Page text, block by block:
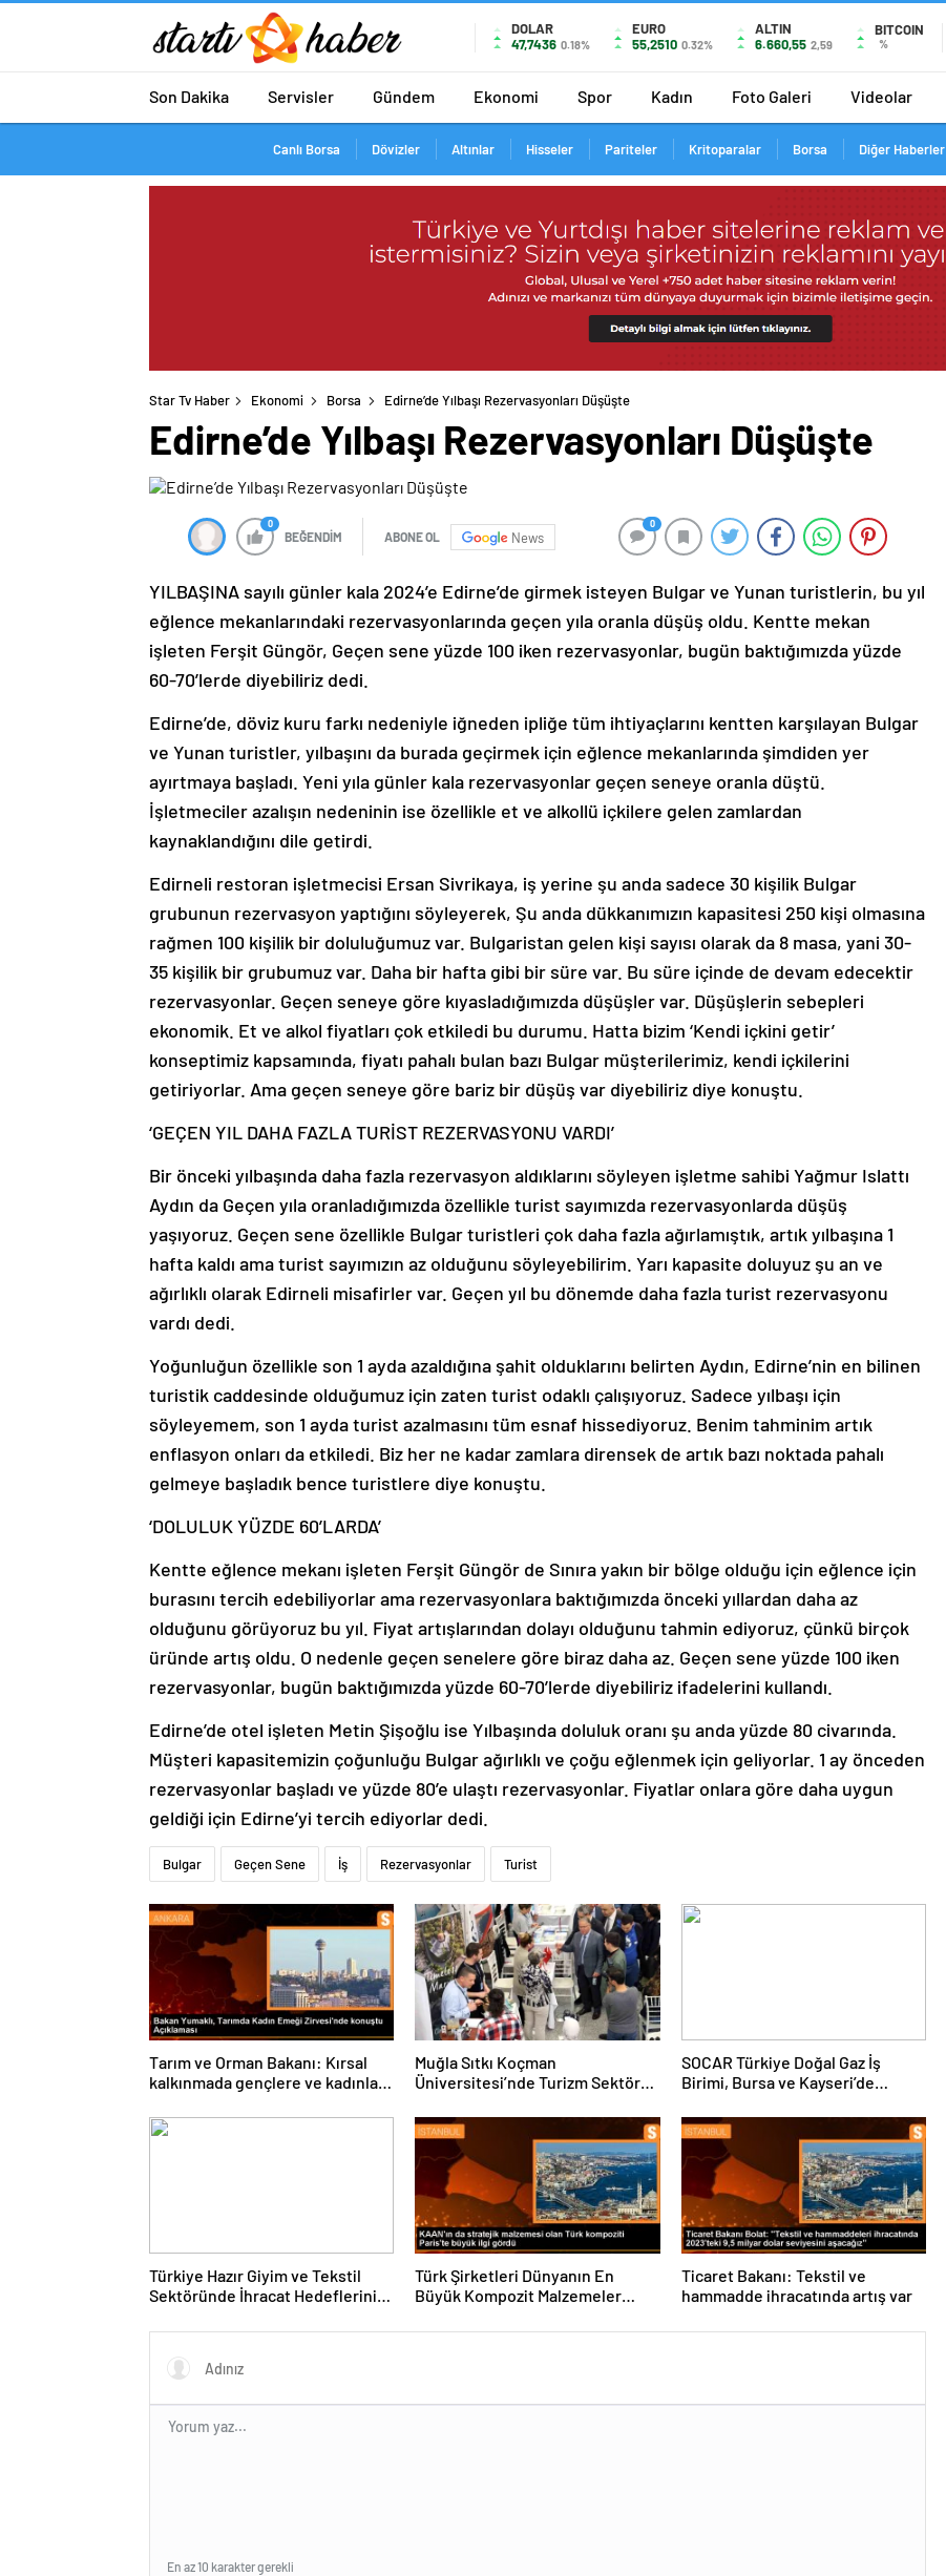
DOLAR
47,7436 0.18%
EURO
55,2510 0.32%
ALTIN
6.660,55 2,59
BITCOIN
%
Son Dakika Servisler Gündem Ekonomi Spor Kadın Foto Galeri Videolar
Canlı Borsa Dövizler Altınlar Hisseler Pariteler Kritoparalar Borsa Diğer Haberler
Star Tv Haber Ekonomi Borsa Edirne’de Yılbaşı Rezervasyonları Düşüşte
Edirne’de Yılbaşı Rezervasyonları Düşüşte
0
BEĞENDİM ABONE OL News
0
YILBAŞINA sayılı günler kala 2024’e Edirne’de girmek isteyen Bulgar ve Yunan turistlerin, bu yıl
eğlence mekanlarındaki rezervasyonlarında geçen yıla oranla düşüş oldu. Kentte mekan
işleten Ferşit Güngör, Geçen sene yüzde 100 iken rezervasyonlar, bugün baktığımızda yüzde
60-70’lerde diyebiliriz dedi.
Edirne’de, döviz kuru farkı nedeniyle iğneden ipliğe tüm ihtiyaçlarını kentten karşılayan Bulgar
ve Yunan turistler, yılbaşını da burada geçirmek için eğlence mekanlarında şimdiden yer
ayırtmaya başladı. Yeni yıla günler kala rezervasyonlar geçen seneye oranla düştü.
İşletmeciler azalışın nedeninin ise özellikle et ve alkollü içkilere gelen zamlardan
kaynaklandığını dile getirdi.
Edirneli restoran işletmecisi Ersan Sivrikaya, iş yerine şu anda sadece 30 kişilik Bulgar
grubunun rezervasyon yaptığını söyleyerek, Şu anda dükkanımızın kapasitesi 250 kişi olmasına
rağmen 100 kişilik bir doluluğumuz var. Bulgaristan gelen kişi sayısı olarak da 8 masa, yani 30-
35 kişilik bir grubumuz var. Daha bir hafta gibi bir süre var. Bu süre içinde de devam edecektir
rezervasyonlar. Geçen seneye göre kıyasladığımızda düşüşler var. Düşüşlerin sebepleri
ekonomik. Et ve alkol fiyatları çok etkiledi bu durumu. Hatta bizim ‘Kendi içkini getir’
konseptimiz kapsamında, fiyatı pahalı bulan bazı Bulgar müşterilerimiz, kendi içkilerini
getiriyorlar. Ama geçen seneye göre bariz bir düşüş var diyebiliriz diye konuştu.
‘GEÇEN YIL DAHA FAZLA TURİST REZERVASYONU VARDI’
Bir önceki yılbaşında daha fazla rezervasyon aldıklarını söyleyen işletme sahibi Yağmur Islattı
Aydın da Geçen yıla oranladığımızda özellikle turist sayımızda rezervasyonlarda düşüş
yaşıyoruz. Geçen sene özellikle Bulgar turistleri çok daha fazla ağırlamıştık, artık yılbaşına 1
hafta kaldı ama turist sayımızın az olduğunu söyleyebilirim. Yarı kapasite doluyuz şu an ve
ağırlıklı olarak Edirneli misafirler var. Geçen yıl bu dönemde daha fazla turist rezervasyonu
vardı dedi.
Yoğunluğun özellikle son 1 ayda azaldığına şahit olduklarını belirten Aydın, Edirne’nin en bilinen
turistik caddesinde olduğumuz için zaten turist odaklı çalışıyoruz. Sadece yılbaşı için
söyleyemem, son 1 ayda turist azalmasını tüm esnaf hissediyoruz. Benim tahminim artık
enflasyon onları da etkiledi. Biz her ne kadar zamlara dirensek de artık bazı noktada pahalı
gelmeye başladık bence turistlere diye konuştu.
‘DOLULUK YÜZDE 60’LARDA’
Kentte eğlence mekanı işleten Ferşit Güngör de Sınıra yakın bir bölge olduğu için eğlence için
burasını tercih edebiliyorlar ama rezervasyonlara baktığımızda önceki yıllardan daha az
olduğunu görüyoruz bu yıl. Fiyat artışlarından dolayı olduğunu tahmin ediyoruz, çünkü birçok
üründe artış oldu. O nedenle geçen senelere göre biraz daha az. Geçen sene yüzde 100 iken
rezervasyonlar, bugün baktığımızda yüzde 60-70’lerde diyebiliriz ifadelerini kullandı.
Edirne’de otel işleten Metin Şişoğlu ise Yılbaşında doluluk oranı şu anda yüzde 80 civarında.
Müşteri kapasitemizin çoğunluğu Bulgar ağırlıklı ve çoğu eğlenmek için geliyorlar. 1 ay önceden
rezervasyonlar başladı ve yüzde 80’e ulaştı rezervasyonlar. Fiyatlar onlara göre daha uygun
geldiği için Edirne’yi tercih ediyorlar dedi.
Bulgar Geçen Sene İş Rezervasyonlar Turist
Tarım ve Orman Bakanı: Kırsal
kalkınmada gençlere ve kadınlara
Muğla Sıtkı Koçman
Üniversitesi’nde Turizm Sektörü
SOCAR Türkiye Doğal Gaz İş
Birimi, Bursa ve Kayseri’de
Türkiye Hazır Giyim ve Tekstil
Sektöründe İhracat Hedeflerini
Türk Şirketleri Dünyanın En
Büyük Kompozit Malzemeler
Ticaret Bakanı: Tekstil ve
hammadde ihracatında artış var
En az 10 karakter gerekli